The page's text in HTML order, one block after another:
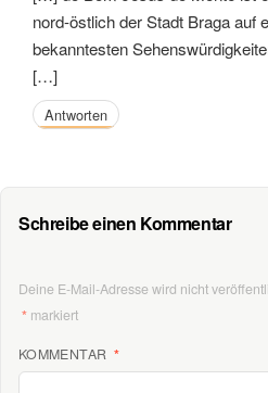
nord-östlich der Stadt Braga auf
bekanntesten
[…]
Antworten
Schreibe einen Kommentar
Deine E-Mail-Adresse wird nicht
* markiert
KOMMENTAR *